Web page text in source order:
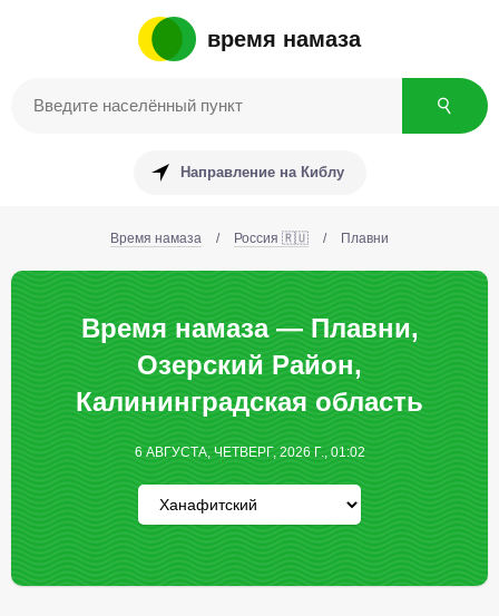
время намаза
Направление на Киблу
Время намаза / Россия 🇷🇺 / Плавни
Время намаза — Плавни,
Озерский Район,
Калининградская область
6 АВГУСТА, ЧЕТВЕРГ, 2026 Г., 01:02